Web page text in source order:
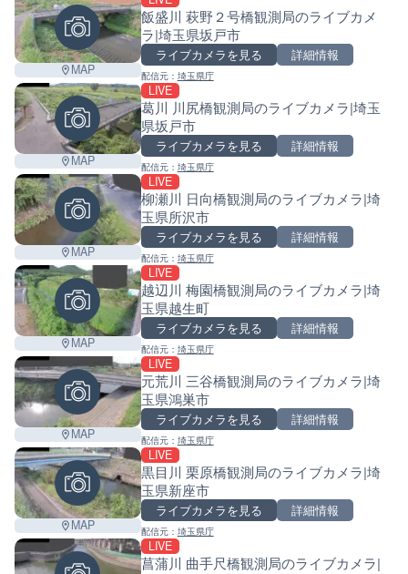
MAP
飯盛川 萩野２号橋観測局のライブカメ
ラ|埼玉県坂戸市
ライブカメラを見る 詳細情報
配信元： 埼玉県庁
MAP
LIVE
葛川 川尻橋観測局のライブカメラ|埼玉
県坂戸市
ライブカメラを見る 詳細情報
配信元： 埼玉県庁
MAP
LIVE
柳瀬川 日向橋観測局のライブカメラ|埼
玉県所沢市
ライブカメラを見る 詳細情報
配信元： 埼玉県庁
MAP
LIVE
越辺川 梅園橋観測局のライブカメラ|埼
玉県越生町
ライブカメラを見る 詳細情報
配信元： 埼玉県庁
MAP
LIVE
元荒川 三谷橋観測局のライブカメラ|埼
玉県鴻巣市
ライブカメラを見る 詳細情報
配信元： 埼玉県庁
MAP
LIVE
黒目川 栗原橋観測局のライブカメラ|埼
玉県新座市
ライブカメラを見る 詳細情報
配信元： 埼玉県庁
LIVE
菖蒲川 曲手尺橋観測局のライブカメラ|